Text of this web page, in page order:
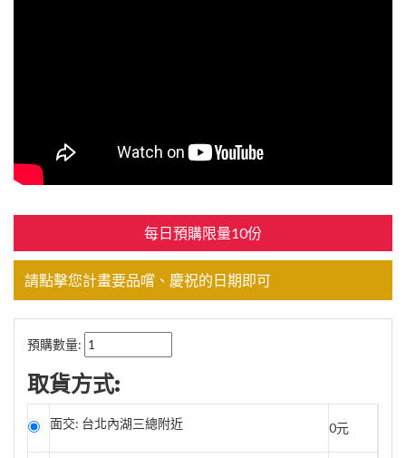
每日預購限量10份
請點擊您計畫要品嚐、慶祝的日期即可
預購數量:
取貨方式:
面交: 台北內湖三總附近 0元